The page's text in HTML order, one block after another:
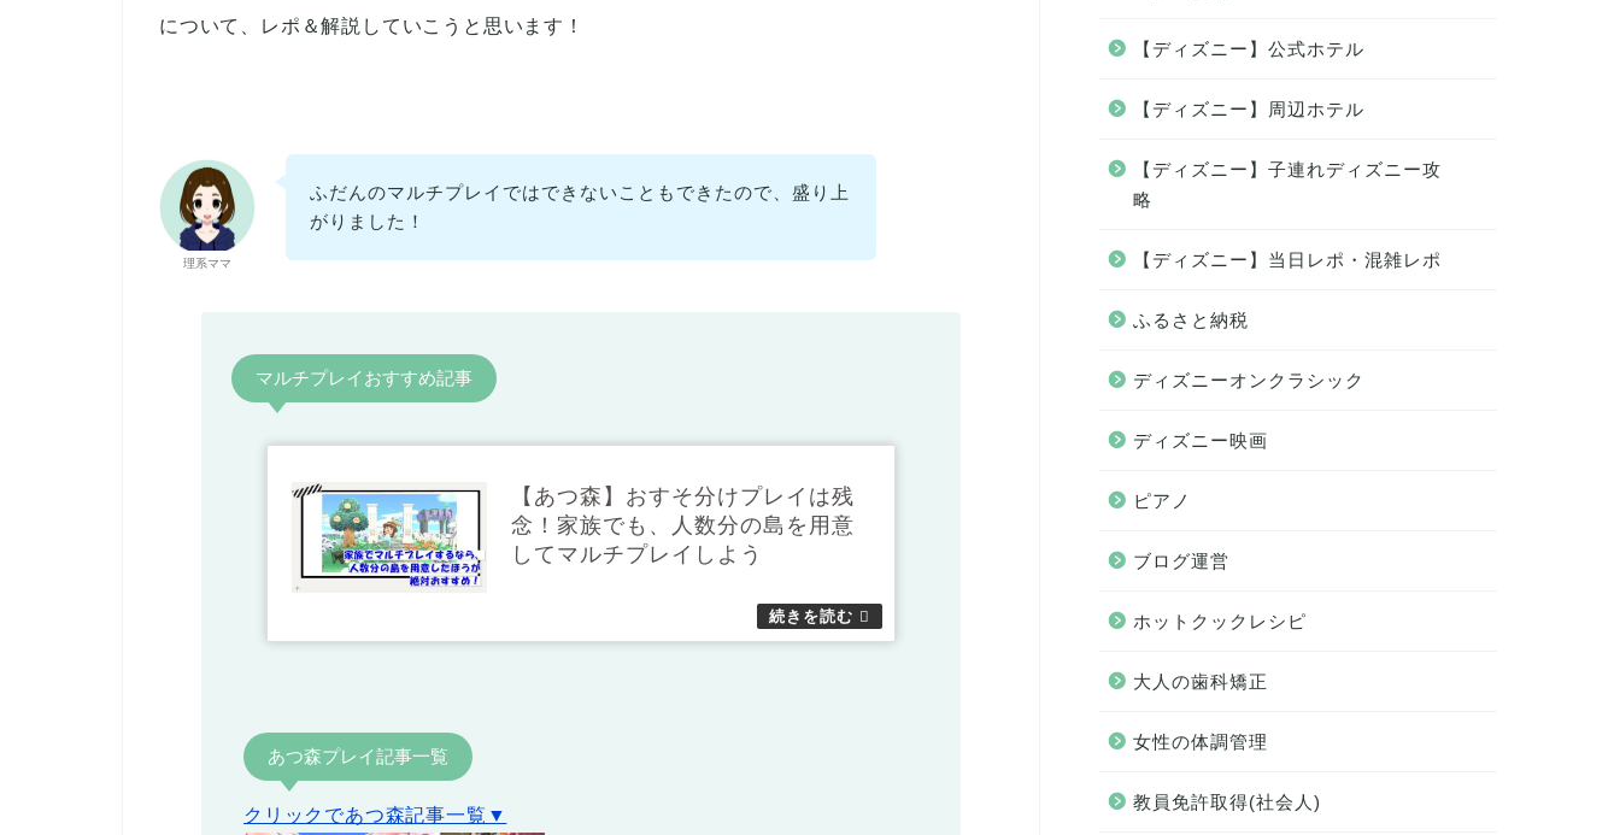
について、レポ＆解説していこうと思います！
理系ママ
ふだんのマルチプレイではできないこともできたので、盛り上
がりました！
マルチプレイおすすめ記事
【あつ森】おすそ分けプレイは残
念！家族でも、人数分の島を用意
してマルチプレイしよう
あつ森プレイ記事一覧
クリックであつ森記事一覧▼
【ディズニー】公式ホテル
【ディズニー】周辺ホテル
【ディズニー】子連れディズニー攻
略
【ディズニー】当日レポ・混雑レポ
ふるさと納税
ディズニーオンクラシック
ディズニー映画
ピアノ
ブログ運営
ホットクックレシピ
大人の歯科矯正
女性の体調管理
教員免許取得(社会人)